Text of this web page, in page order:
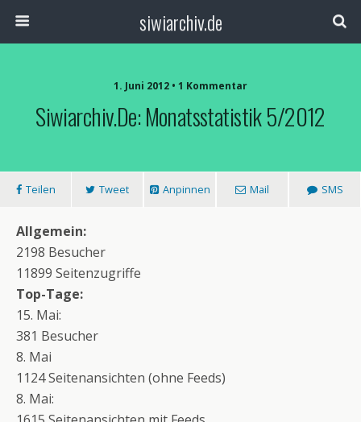
siwiarchiv.de
1. Juni 2012 • 1 Kommentar
Siwiarchiv.de: Monatsstatistik 5/2012
Teilen Tweet Anpinnen Mail SMS
Allgemein:
2198 Besucher
11899 Seitenzugriffe
Top-Tage:
15. Mai:
381 Besucher
8. Mai
1124 Seitenansichten (ohne Feeds)
8. Mai: